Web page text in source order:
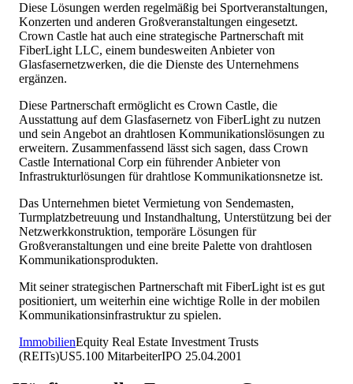
Diese Lösungen werden regelmäßig bei Sportveranstaltungen,
Konzerten und anderen Großveranstaltungen eingesetzt.
Crown Castle hat auch eine strategische Partnerschaft mit
FiberLight LLC, einem bundesweiten Anbieter von
Glasfasernetzwerken, die die Dienste des Unternehmens
ergänzen.
Diese Partnerschaft ermöglicht es Crown Castle, die
Ausstattung auf dem Glasfasernetz von FiberLight zu nutzen
und sein Angebot an drahtlosen Kommunikationslösungen zu
erweitern. Zusammenfassend lässt sich sagen, dass Crown
Castle International Corp ein führender Anbieter von
Infrastrukturlösungen für drahtlose Kommunikationsnetze ist.
Das Unternehmen bietet Vermietung von Sendemasten,
Turmplatzbetreuung und Instandhaltung, Unterstützung bei der
Netzwerkkonstruktion, temporäre Lösungen für
Großveranstaltungen und eine breite Palette von drahtlosen
Kommunikationsprodukten.
Mit seiner strategischen Partnerschaft mit FiberLight ist es gut
positioniert, um weiterhin eine wichtige Rolle in der mobilen
Kommunikationsinfrastruktur zu spielen.
ImmobilienEquity Real Estate Investment Trusts
(REITs)US5.100 MitarbeiterIPO 25.04.2001